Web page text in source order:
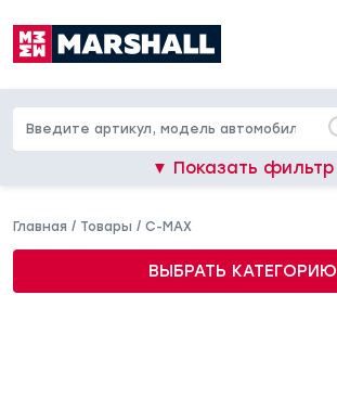
▼ Показать фильтр
Главная / Товары / C-MAX
ВЫБРАТЬ КАТЕГОРИЮ